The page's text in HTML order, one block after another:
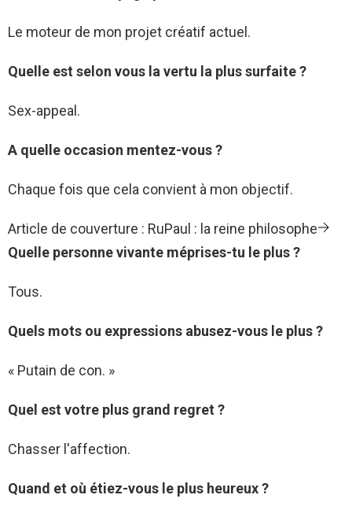
Le moteur de mon projet créatif actuel.
Quelle est selon vous la vertu la plus surfaite ?
Sex-appeal.
A quelle occasion mentez-vous ?
Chaque fois que cela convient à mon objectif.
Article de couverture : RuPaul : la reine philosophe
Quelle personne vivante méprises-tu le plus ?
Tous.
Quels mots ou expressions abusez-vous le plus ?
« Putain de con. »
Quel est votre plus grand regret ?
Chasser l'affection.
Quand et où étiez-vous le plus heureux ?